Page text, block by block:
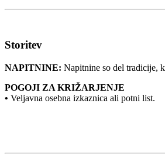
Storitev
NAPITNINE: Napitnine so del tradicije,
POGOJI ZA KRIŽARJENJE
• Veljavna osebna izkaznica ali potni list.